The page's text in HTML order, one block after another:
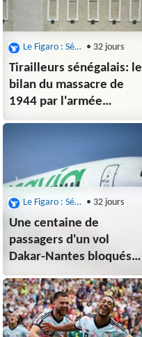
Le Figaro : Sénégal • 32 jours
Tirailleurs sénégalais: le
bilan du massacre de
1944 par l'armée
française a été
un rapport
Le Figaro : Sénégal • 32 jours
Une centaine de
passagers d'un vol
Dakar-Nantes bloqués
depuis 3 jours
au Sénégal